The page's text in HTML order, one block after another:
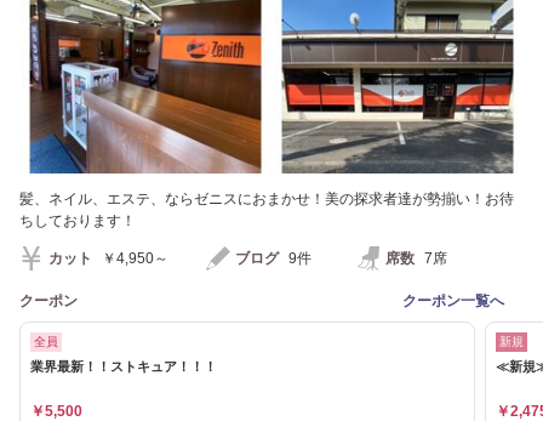
髪、ネイル、エステ、ならゼニスにおまかせ！美の探求者達が勢揃い！お待
ちしております！
カット ￥4,950～ ブログ 9件 席数 7席
クーポン クーポン一覧へ
全員
業界最新！！ストキュア！！！
￥5,500
新規
≪新規
￥